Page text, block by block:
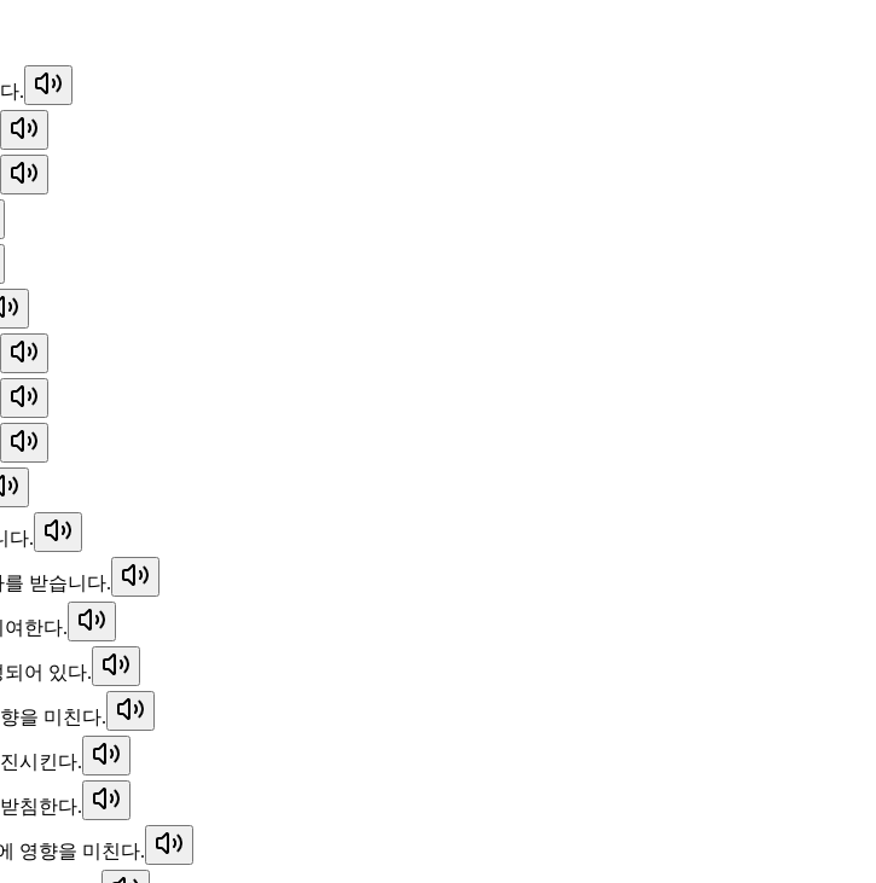
.
다.
받습니다.
한다.
어 있다.
을 미친다.
시킨다.
침한다.
영향을 미친다.